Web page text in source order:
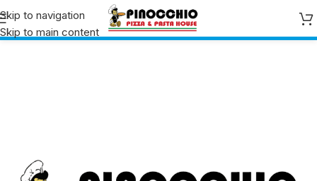
Skip to navigation
Skip to main content